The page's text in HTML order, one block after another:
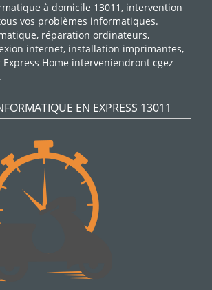
à domicile 13011, intervention
vos problèmes informatiques.
réparation ordinateurs,
internet, installation imprimantes,
Home interveniendront cgez
EN EXPRESS 13011